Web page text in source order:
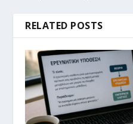
RELATED POSTS